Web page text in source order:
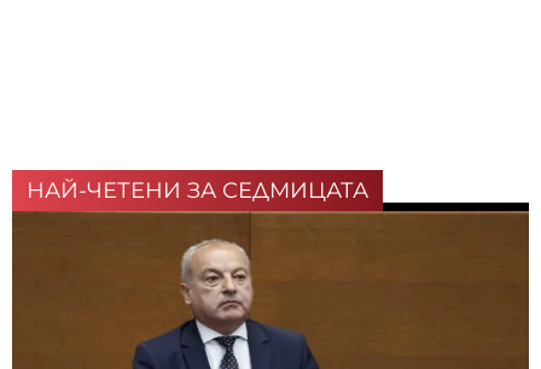
НАЙ-ЧЕТЕНИ ЗА СЕДМИЦАТА